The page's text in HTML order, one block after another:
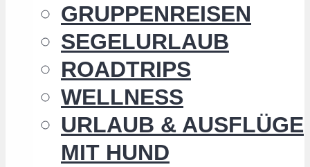
GRUPPENREISEN
SEGELURLAUB
ROADTRIPS
WELLNESS
URLAUB & AUSFLÜGE
MIT HUND